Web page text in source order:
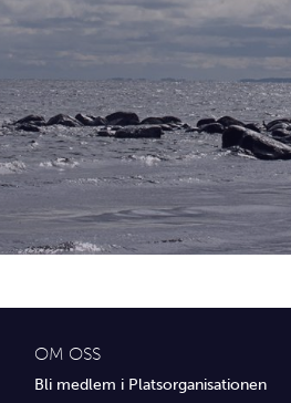
Hantverkare
Hus &amp; hem
Ideella föreningar
Idrottsföreningar
Media
Transport
Övrig service
OM OSS
Bli medlem i Platsorganisationen